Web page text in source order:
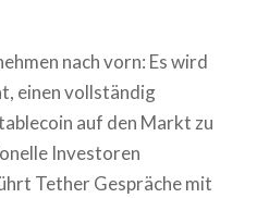
nach vorn: Es wird
einen vollständig
auf den Markt zu
Investoren
Tether Gespräche mit